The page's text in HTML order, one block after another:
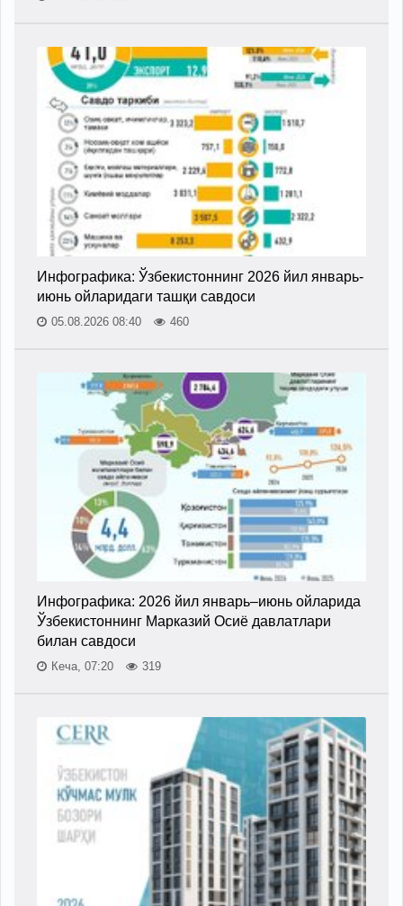
Инфографика: Ўзбекистоннинг 2026 йил январь-
июнь ойларидаги ташқи савдоси
05.08.2026 08:40 460
Инфографика: 2026 йил январь–июнь ойларида
Ўзбекистоннинг Марказий Осиё давлатлари
билан савдоси
Кеча, 07:20 319